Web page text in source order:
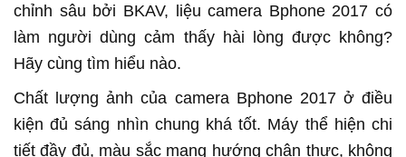
chỉnh sâu bởi BKAV, liệu camera Bphone 2017 có
làm người dùng cảm thấy hài lòng được không?
Hãy cùng tìm hiểu nào.
Chất lượng ảnh của camera Bphone 2017 ở điều
kiện đủ sáng nhìn chung khá tốt. Máy thể hiện chi
tiết đầy đủ, màu sắc mang hướng chân thực, không